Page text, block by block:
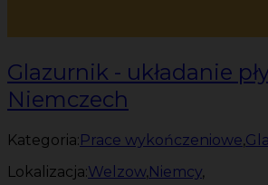
Glazurnik - układanie
Niemczech
Kategoria:Prace wykończeniowe,
Lokalizacja:Welzow,Niemcy,